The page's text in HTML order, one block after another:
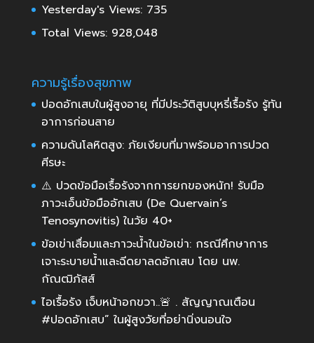
Yesterday's Views: 735
Total Views: 928,048
ความรู้เรื่องสุขภาพ
ปอดอักเสบในผู้สูงอายุ ที่มีประวัติสูบบุหรี่เรื้อรัง รู้ทัน
อาการก่อนสาย
ความดันโลหิตสูง: ภัยเงียบที่มาพร้อมอาการปวด
ศีรษะ
⚠️ ปวดข้อมือเรื้อรังจากการยกของหนัก! รับมือ
ภาวะเอ็นข้อมืออักเสบ (De Quervain’s
Tenosynovitis) ในวัย 40+
ข้อเข่าเสื่อมและภาวะน้ำในข้อเข่า: กรณีศึกษาการ
เจาะระบายน้ำและฉีดยาลดอักเสบ โดย นพ.
กัณฒิภัสส์
ไอเรื้อรัง เจ็บหน้าอกขวา..🚨 . สัญญาณเตือน
#ปอดอักเสบ” ในผู้สูงวัยที่อย่านิ่งนอนใจ